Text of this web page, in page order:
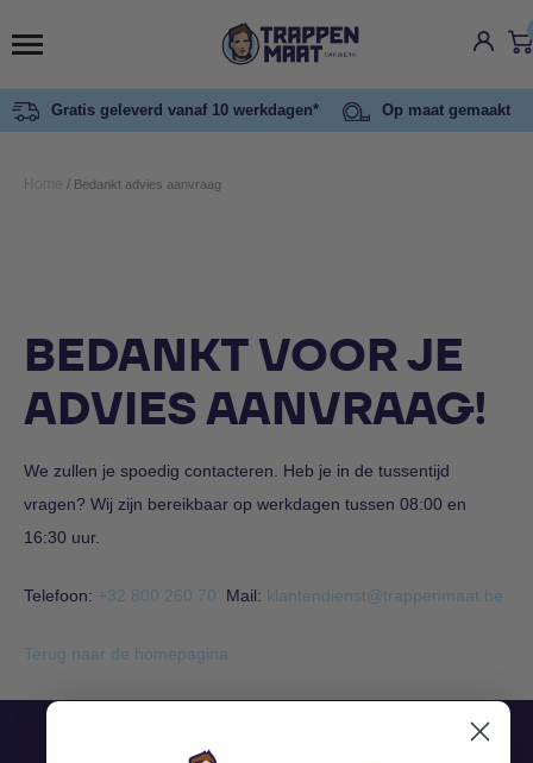
Gratis geleverd vanaf 10 werkdagen* Op maat gemaakt
/ Bedankt advies aanvraag
BEDANKT VOOR JE
ADVIES AANVRAAG!
We zullen je spoedig contacteren. Heb je in de tussentijd
vragen? Wij zijn bereikbaar op werkdagen tussen 08:00 en
16:30 uur.
Telefoon: +32 800 260 70 Mail: klantendienst@trappenmaat.be
Terug naar de homepagina